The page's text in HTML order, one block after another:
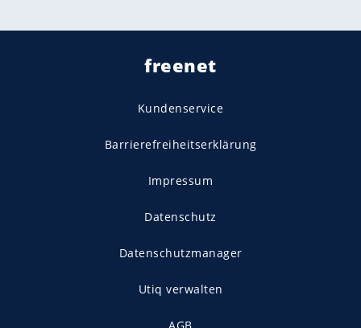
freenet
Kundenservice
Barrierefreiheitserklärung
Impressum
Datenschutz
Datenschutzmanager
Utiq verwalten
AGB